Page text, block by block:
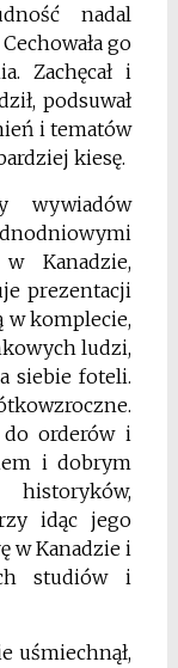
nadal
go
Zachęcał i
podsuwał
i tematów
kiesę.
wywiadów
Kanadzie,
prezentacji
w komplecie,
ludzi,
siebie foteli.
orderów i
i dobrym
idąc jego
w Kanadzie i
studiów i
uśmiechnął,